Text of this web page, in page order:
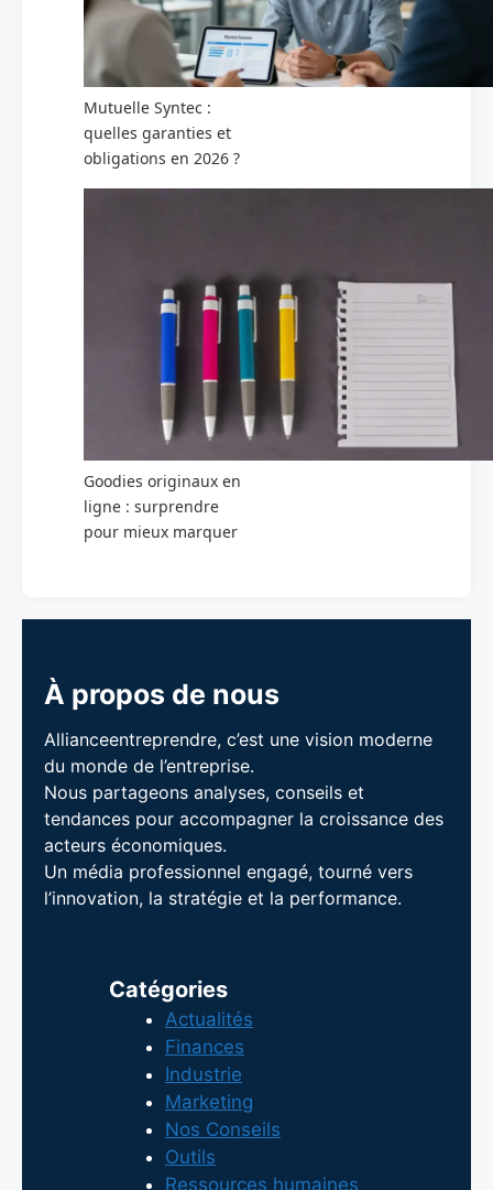
Mutuelle Syntec :
quelles garanties et
obligations en 2026 ?
Goodies originaux en
ligne : surprendre
pour mieux marquer
À propos de nous
Allianceentreprendre, c’est une vision moderne
du monde de l’entreprise.
Nous partageons analyses, conseils et
tendances pour accompagner la croissance des
acteurs économiques.
Un média professionnel engagé, tourné vers
l’innovation, la stratégie et la performance.
Catégories
Actualités
Finances
Industrie
Marketing
Nos Conseils
Outils
Ressources humaines